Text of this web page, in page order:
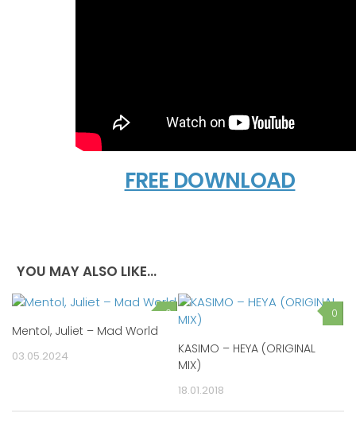
FREE DOWNLOAD
YOU MAY ALSO LIKE...
0
Mentol, Juliet – Mad World
03.05.2024
0
KASIMO – HEYA (ORIGINAL
MIX)
18.01.2018